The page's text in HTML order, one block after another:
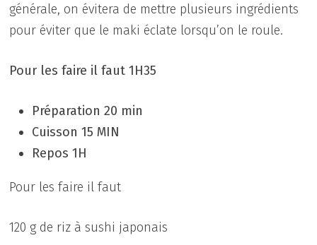
générale, on évitera de mettre plusieurs ingrédients
pour éviter que le maki éclate lorsqu’on le roule.
Pour les faire il faut 1H35
Préparation 20 min
Cuisson 15 MIN
Repos 1H
Pour les faire il faut
120 g de riz à sushi japonais